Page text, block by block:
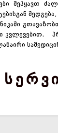
შეჰყავთ
კვლევებით.